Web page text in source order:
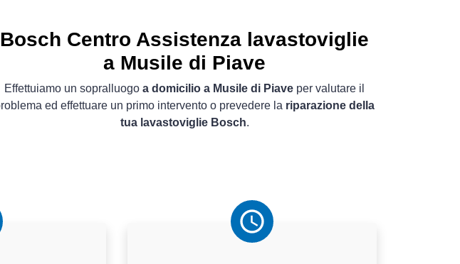
Bosch Centro Assistenza lavastoviglie
a Musile di Piave
Effettuiamo un sopralluogo a domicilio a Musile di Piave per valutare il
ed effettuare un primo intervento o prevedere la riparazione della
tua lavastoviglie Bosch.